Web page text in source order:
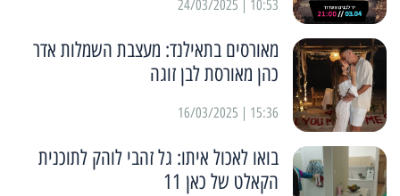
10:53 | 24/03/2025
מאורסים בתאילנד: מעצבת השמלות אדר
כהן מאורסת לבן זוגה
15:36 | 16/03/2025
בואו לאכול איתו: גל זהבי לוהק לתוכנית
הקאלט של כאן 11